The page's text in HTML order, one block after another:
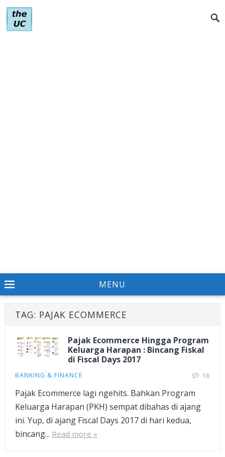
MENU
TAG: PAJAK ECOMMERCE
Pajak Ecommerce Hingga Program
Keluarga Harapan : Bincang Fiskal
di Fiscal Days 2017
BANKING & FINANCE 16
Pajak Ecommerce lagi ngehits. Bahkan Program
Keluarga Harapan (PKH) sempat dibahas di ajang
ini. Yup, di ajang Fiscal Days 2017 di hari kedua,
bincang... Read more »